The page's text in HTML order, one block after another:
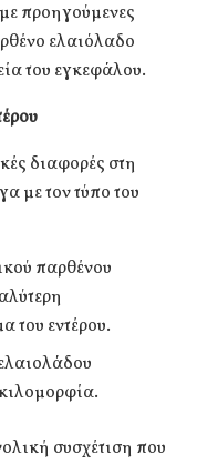
προηγούμενες
ελαιόλαδο
του εγκεφάλου.
διαφορές στη
με τον τύπο του
παρθένου
του εντέρου.
συσχέτιση που